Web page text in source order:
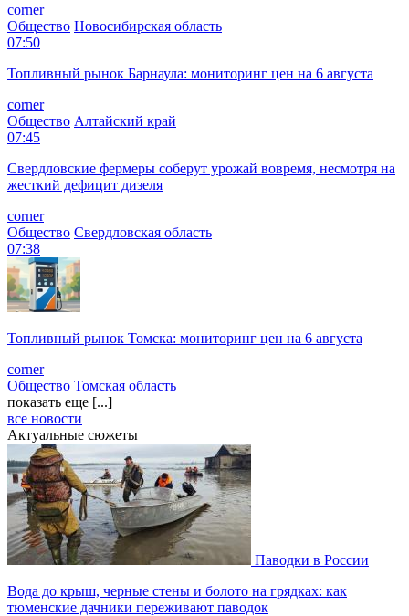
corner
Общество Новосибирская область
07:50
Топливный рынок Барнаула: мониторинг цен на 6 августа
corner
Общество Алтайский край
07:45
Свердловские фермеры соберут урожай вовремя, несмотря на
жесткий дефицит дизеля
corner
Общество Свердловская область
07:38
Топливный рынок Томска: мониторинг цен на 6 августа
corner
Общество Томская область
показать еще [...]
все новости
Актуальные сюжеты
Паводки в России
Вода до крыш, черные стены и болото на грядках: как
тюменские дачники переживают паводок